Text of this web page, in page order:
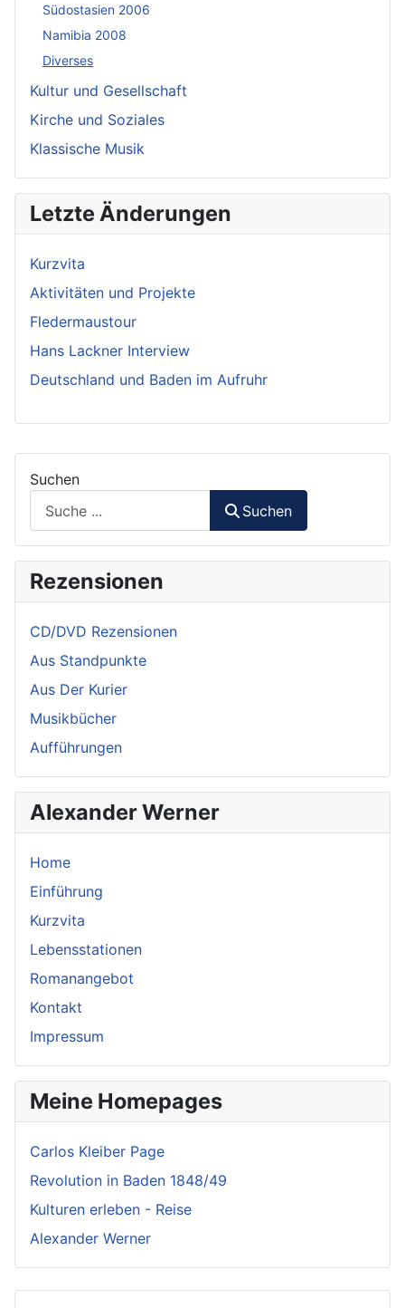
Suchen
Suchen
Rezensionen
CD/DVD Rezensionen
Aus Standpunkte
Aus Der Kurier
Musikbücher
Aufführungen
Alexander Werner
Home
Einführung
Kurzvita
Lebensstationen
Romanangebot
Kontakt
Impressum
Meine Homepages
Carlos Kleiber Page
Revolution in Baden 1848/49
Kulturen erleben - Reise
Alexander Werner
Südostasien 2006
Namibia 2008
Diverses
Kultur und Gesellschaft
Kirche und Soziales
Klassische Musik
Letzte Änderungen
Kurzvita
Aktivitäten und Projekte
Fledermaustour
Hans Lackner Interview
Deutschland und Baden im Aufruhr